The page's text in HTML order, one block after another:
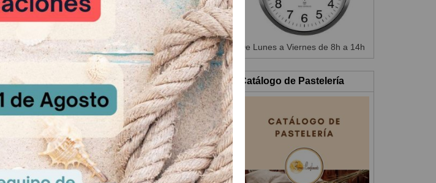
De Lunes a Viernes de 8h a 14h
Catálogo de Pastelería